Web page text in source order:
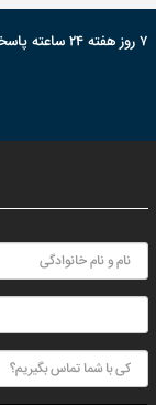
۷ روز هفته ۲۴ ساعته پاسخگوی شما هستیم.